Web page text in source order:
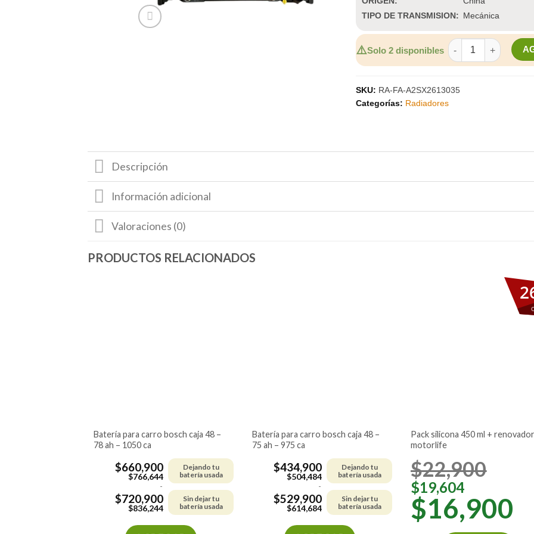
TIPO DE TRANSMISION: Mecánica
⚠️Solo 2 disponibles
RADIADOR PARA
SKU: RA-FA-A2SX2613035
Categorías: Radiadores
Descripción
Información adicional
Valoraciones (0)
batería para carro bosch caja 48 –
78 ah – 1050 ca
$660,900
$766,644
Dejando tu
batería usada
-
$720,900
$836,244
Sin dejar tu
batería usada
batería para carro bosch caja 48 –
75 ah – 975 ca
$434,900
$504,484
Dejando tu
batería usada
-
$529,900
$614,684
Sin dejar tu
batería usada
pack silicona 450 ml + renovador
motorlife
$22,900
$19,604
$16,900